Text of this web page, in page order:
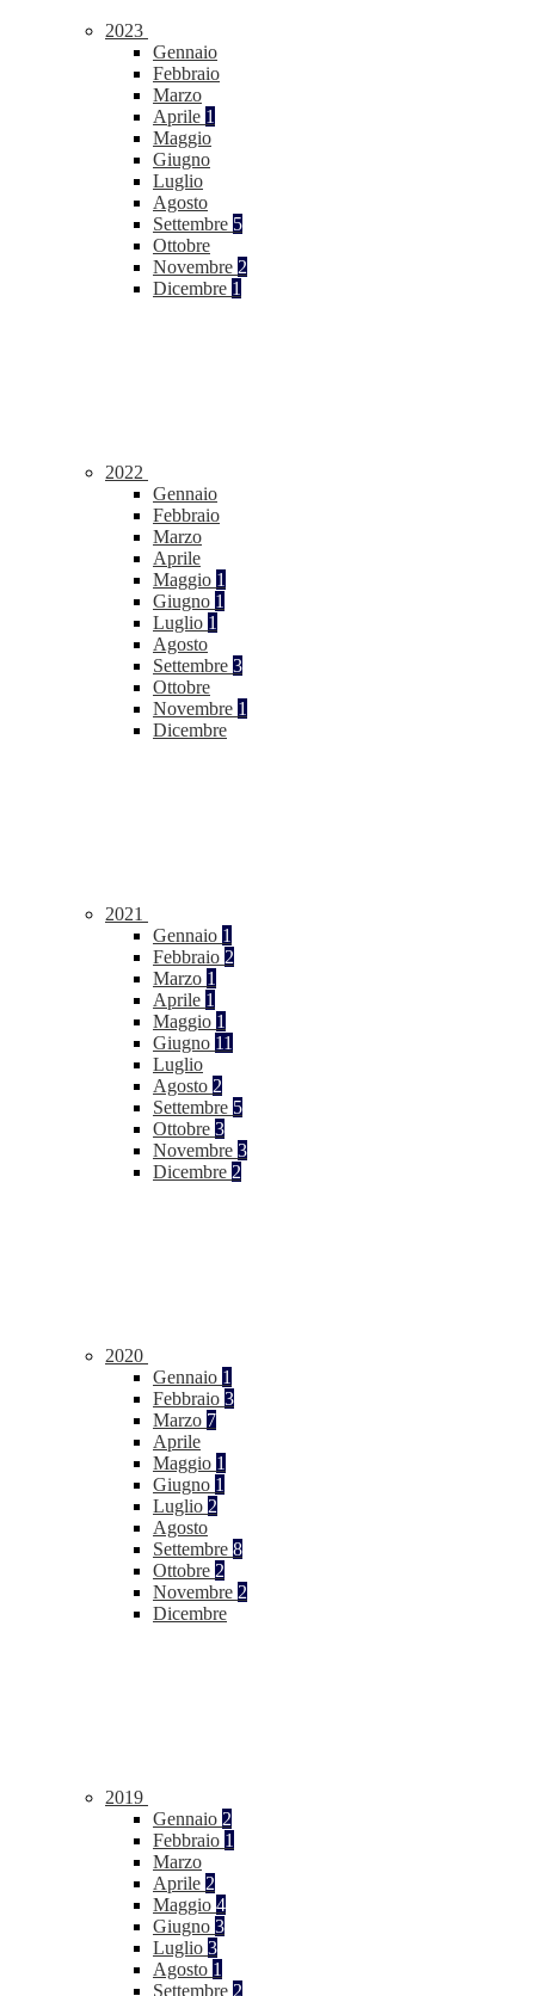
2023
Gennaio
Febbraio
Marzo
Aprile 1
Maggio
Giugno
Luglio
Agosto
Settembre 5
Ottobre
Novembre 2
Dicembre 1
2022
Gennaio
Febbraio
Marzo
Aprile
Maggio 1
Giugno 1
Luglio 1
Agosto
Settembre 3
Ottobre
Novembre 1
Dicembre
2021
Gennaio 1
Febbraio 2
Marzo 1
Aprile 1
Maggio 1
Giugno 11
Luglio
Agosto 2
Settembre 5
Ottobre 3
Novembre 3
Dicembre 2
2020
Gennaio 1
Febbraio 3
Marzo 7
Aprile
Maggio 1
Giugno 1
Luglio 2
Agosto
Settembre 8
Ottobre 2
Novembre 2
Dicembre
2019
Gennaio 2
Febbraio 1
Marzo
Aprile 2
Maggio 4
Giugno 3
Luglio 3
Agosto 1
Settembre 2